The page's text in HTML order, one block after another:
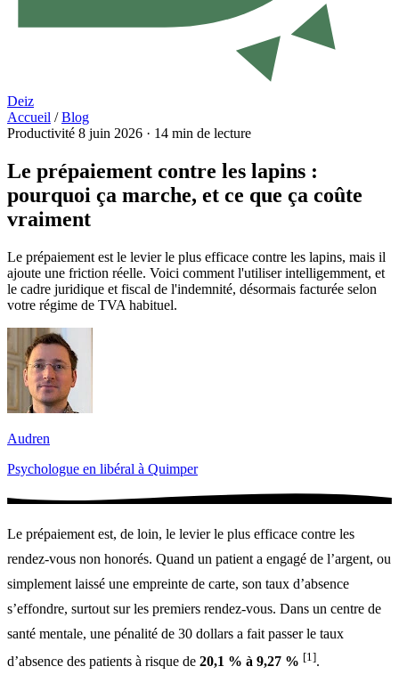
Deiz
Accueil / Blog
Productivité 8 juin 2026 · 14 min de lecture
Le prépaiement contre les lapins :
pourquoi ça marche, et ce que ça coûte
vraiment
Le prépaiement est le levier le plus efficace contre les lapins, mais il
ajoute une friction réelle. Voici comment l'utiliser intelligemment, et
le cadre juridique et fiscal de l'indemnité, désormais facturée selon
votre régime de TVA habituel.
Audren
Psychologue en libéral à Quimper
Le prépaiement est, de loin, le levier le plus efficace contre les
rendez-vous non honorés. Quand un patient a engagé de l’argent, ou
simplement laissé une empreinte de carte, son taux d’absence
s’effondre, surtout sur les premiers rendez-vous. Dans un centre de
santé mentale, une pénalité de 30 dollars a fait passer le taux
d’absence des patients à risque de 20,1 % à 9,27 % [1].